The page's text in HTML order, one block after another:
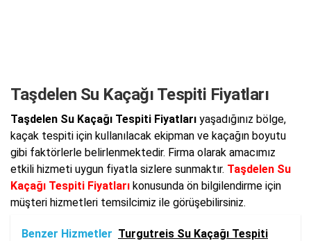
Taşdelen Su Kaçağı Tespiti Fiyatları
Taşdelen Su Kaçağı Tespiti Fiyatları yaşadığınız bölge,
kaçak tespiti için kullanılacak ekipman ve kaçağın boyutu
gibi faktörlerle belirlenmektedir. Firma olarak amacımız
etkili hizmeti uygun fiyatla sizlere sunmaktır. Taşdelen Su
Kaçağı Tespiti Fiyatları konusunda ön bilgilendirme için
müşteri hizmetleri temsilcimiz ile görüşebilirsiniz.
Benzer Hizmetler Turgutreis Su Kaçağı Tespiti